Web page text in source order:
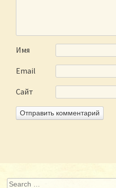
Имя
Email
Сайт
Search